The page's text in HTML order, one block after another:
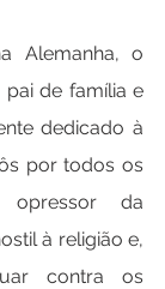
pai de família e
dedicado à
por todos os
da
à religião e,
contra os